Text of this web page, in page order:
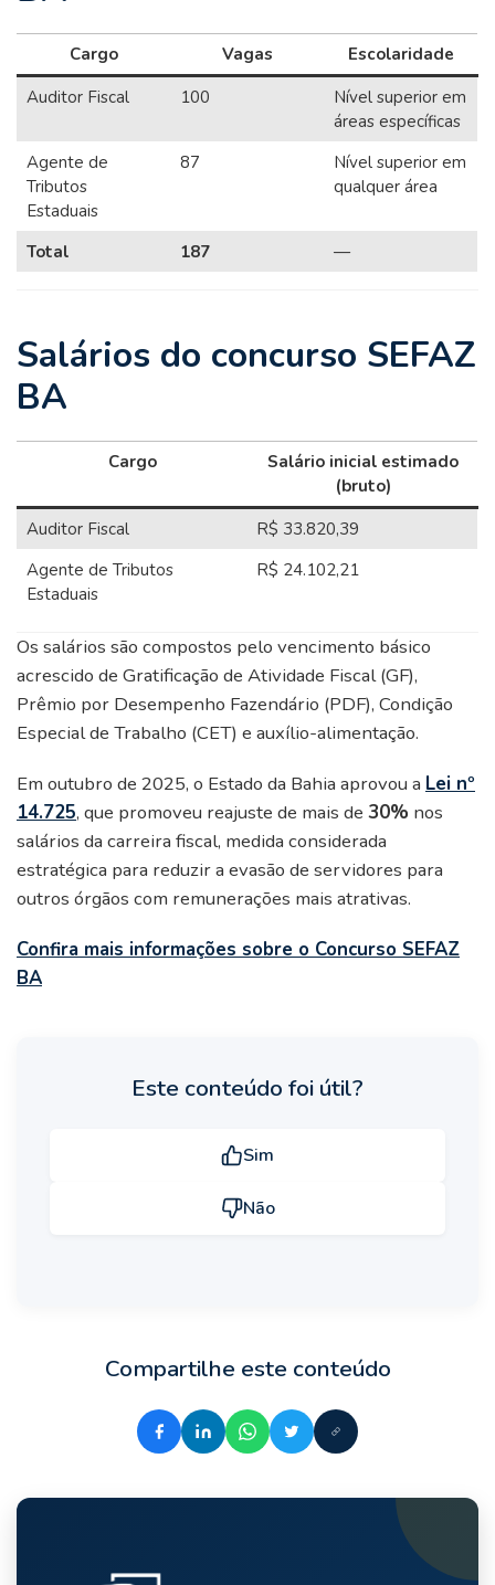
Cargo Vagas
Escolaridade
Auditor Fiscal
100
Nível superior em
áreas específicas
Agente de
Tributos
Estaduais
87
Nível superior em
qualquer área
Total 187 —
Salários do concurso SEFAZ
BA
Cargo
Salário inicial estimado
(bruto)
Auditor Fiscal
R$ 33.820,39
Agente de Tributos
Estaduais
R$ 24.102,21
Os salários são compostos pelo vencimento básico
acrescido de Gratificação de Atividade Fiscal (GF),
Prêmio por Desempenho Fazendário (PDF), Condição
Especial de Trabalho (CET) e auxílio-alimentação.
Em outubro de 2025, o Estado da Bahia aprovou a Lei nº
14.725, que promoveu reajuste de mais de 30% nos
salários da carreira fiscal, medida considerada
estratégica para reduzir a evasão de servidores para
outros órgãos com remunerações mais atrativas.
Confira mais informações sobre o Concurso SEFAZ
BA
Este conteúdo foi útil?
Sim
Não
Compartilhe este conteúdo